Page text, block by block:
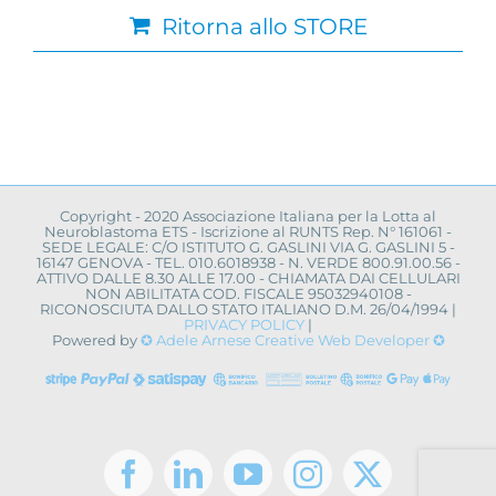
Ritorna allo STORE
Copyright - 2020 Associazione Italiana per la Lotta al
Neuroblastoma ETS - Iscrizione al RUNTS Rep. N° 161061 -
SEDE LEGALE: C/O ISTITUTO G. GASLINI VIA G. GASLINI 5 -
16147 GENOVA - TEL. 010.6018938 - N. VERDE 800.91.00.56 -
ATTIVO DALLE 8.30 ALLE 17.00 - CHIAMATA DAI CELLULARI
NON ABILITATA COD. FISCALE 95032940108 -
RICONOSCIUTA DALLO STATO ITALIANO D.M. 26/04/1994 |
PRIVACY POLICY |
Powered by✪ Adele Arnese Creative Web Developer ✪
Facebook
LinkedInYouTubeInstagram
X